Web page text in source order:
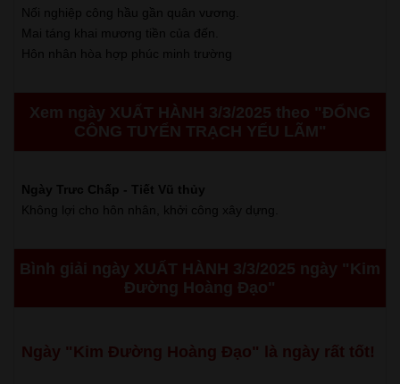
Nối nghiệp công hầu gần quân vương.
Mai táng khai mương tiền của đến.
Hôn nhân hòa hợp phúc minh trường
Xem ngày XUẤT HÀNH 3/3/2025 theo "ĐỔNG
CÔNG TUYỂN TRẠCH YẾU LÃM"
Ngày Trưc Chấp - Tiết Vũ thủy
Không lợi cho hôn nhân, khởi công xây dựng.
Bình giải ngày XUẤT HÀNH 3/3/2025 ngày "Kim
Đường Hoàng Đạo"
Ngày "Kim Đường Hoàng Đạo" là ngày rất tốt!